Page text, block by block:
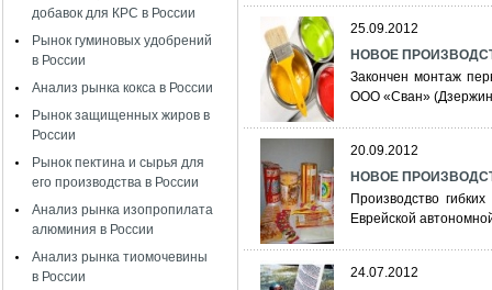
добавок для КРС в России
Рынок гуминовых удобрений
в России
Анализ рынка кокса в России
Рынок защищенных жиров в
России
Рынок пектина и сырья для
его производства в России
Анализ рынка изопропилата
алюминия в России
Анализ рынка тиомочевины
в России
25.09.2012
НОВОЕ
Закончен монтаж
ООО «Сван»
20.09.2012
НОВОЕ
Производство
Еврейской
24.07.2012